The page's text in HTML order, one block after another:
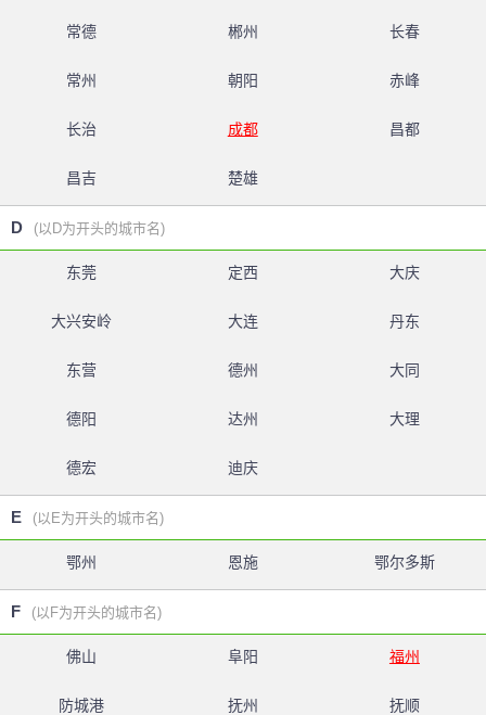
常德 郴州 长春
常州 朝阳 赤峰
长治 成都 昌都
昌吉 楚雄
D (以D为开头的城市名)
东莞 定西 大庆
大兴安岭 大连 丹东
东营 德州 大同
德阳 达州 大理
德宏 迪庆
E (以E为开头的城市名)
鄂州 恩施 鄂尔多斯
F (以F为开头的城市名)
佛山 阜阳 福州
防城港 抚州 抚顺